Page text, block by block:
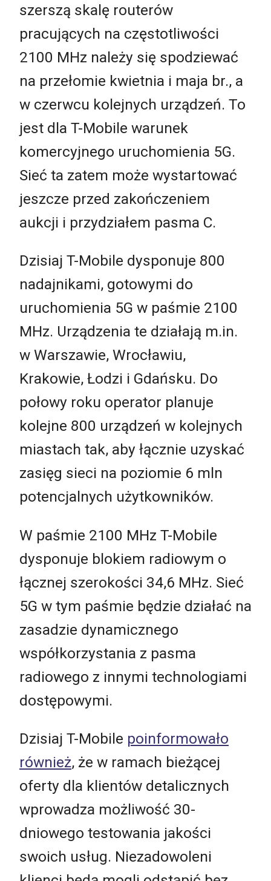
szerszą skalę routerów
pracujących na częstotliwości
2100 MHz należy się spodziewać
na przełomie kwietnia i maja br., a
w czerwcu kolejnych urządzeń. To
jest dla T-Mobile warunek
komercyjnego uruchomienia 5G.
Sieć ta zatem może wystartować
jeszcze przed zakończeniem
aukcji i przydziałem pasma C.
Dzisiaj T-Mobile dysponuje 800
nadajnikami, gotowymi do
uruchomienia 5G w paśmie 2100
MHz. Urządzenia te działają m.in.
w Warszawie, Wrocławiu,
Krakowie, Łodzi i Gdańsku. Do
połowy roku operator planuje
kolejne 800 urządzeń w kolejnych
miastach tak, aby łącznie uzyskać
zasięg sieci na poziomie 6 mln
potencjalnych użytkowników.
W paśmie 2100 MHz T-Mobile
dysponuje blokiem radiowym o
łącznej szerokości 34,6 MHz. Sieć
5G w tym paśmie będzie działać na
zasadzie dynamicznego
współkorzystania z pasma
radiowego z innymi technologiami
dostępowymi.
Dzisiaj T-Mobile poinformowało
również, że w ramach bieżącej
oferty dla klientów detalicznych
wprowadza możliwość 30-
dniowego testowania jakości
swoich usług. Niezadowoleni